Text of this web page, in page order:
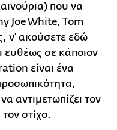
που να
Joe White, Tom
ν' ακούσετε εδώ
ευθέως σε κάποιον
είναι ένα
αντιμετωπίζει τον
στίχο.